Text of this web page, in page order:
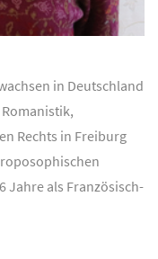
in Deutschland
Rechts in Freiburg
Jahre als Französisch-